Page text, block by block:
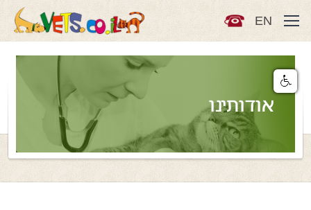
EN
אודותינו